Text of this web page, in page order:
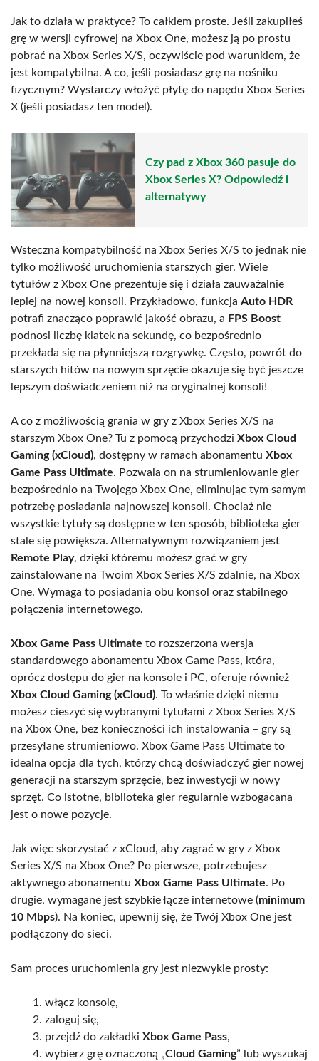
Jak to działa w praktyce? To całkiem proste. Jeśli zakupiłeś
grę w wersji cyfrowej na Xbox One, możesz ją po prostu
pobrać na Xbox Series X/S, oczywiście pod warunkiem, że
jest kompatybilna. A co, jeśli posiadasz grę na nośniku
fizycznym? Wystarczy włożyć płytę do napędu Xbox Series
X (jeśli posiadasz ten model).
Czy pad z Xbox 360 pasuje do
Xbox Series X? Odpowiedź i
alternatywy
Wsteczna kompatybilność na Xbox Series X/S to jednak nie
tylko możliwość uruchomienia starszych gier. Wiele
tytułów z Xbox One prezentuje się i działa zauważalnie
lepiej na nowej konsoli. Przykładowo, funkcja Auto HDR
potrafi znacząco poprawić jakość obrazu, a FPS Boost
podnosi liczbę klatek na sekundę, co bezpośrednio
przekłada się na płynniejszą rozgrywkę. Często, powrót do
starszych hitów na nowym sprzęcie okazuje się być jeszcze
lepszym doświadczeniem niż na oryginalnej konsoli!
A co z możliwością grania w gry z Xbox Series X/S na
starszym Xbox One? Tu z pomocą przychodzi Xbox Cloud
Gaming (xCloud), dostępny w ramach abonamentu Xbox
Game Pass Ultimate. Pozwala on na strumieniowanie gier
bezpośrednio na Twojego Xbox One, eliminując tym samym
potrzebę posiadania najnowszej konsoli. Chociaż nie
wszystkie tytuły są dostępne w ten sposób, biblioteka gier
stale się powiększa. Alternatywnym rozwiązaniem jest
Remote Play, dzięki któremu możesz grać w gry
zainstalowane na Twoim Xbox Series X/S zdalnie, na Xbox
One. Wymaga to posiadania obu konsol oraz stabilnego
połączenia internetowego.
Xbox Game Pass Ultimate to rozszerzona wersja
standardowego abonamentu Xbox Game Pass, która,
oprócz dostępu do gier na konsole i PC, oferuje również
Xbox Cloud Gaming (xCloud). To właśnie dzięki niemu
możesz cieszyć się wybranymi tytułami z Xbox Series X/S
na Xbox One, bez konieczności ich instalowania – gry są
przesyłane strumieniowo. Xbox Game Pass Ultimate to
idealna opcja dla tych, którzy chcą doświadczyć gier nowej
generacji na starszym sprzęcie, bez inwestycji w nowy
sprzęt. Co istotne, biblioteka gier regularnie wzbogacana
jest o nowe pozycje.
Jak więc skorzystać z xCloud, aby zagrać w gry z Xbox
Series X/S na Xbox One? Po pierwsze, potrzebujesz
aktywnego abonamentu Xbox Game Pass Ultimate. Po
drugie, wymagane jest szybkie łącze internetowe (minimum
10 Mbps). Na koniec, upewnij się, że Twój Xbox One jest
podłączony do sieci.
Sam proces uruchomienia gry jest niezwykle prosty:
włącz konsolę,
zaloguj się,
przejdź do zakładki Xbox Game Pass,
wybierz grę oznaczoną „Cloud Gaming” lub wyszukaj